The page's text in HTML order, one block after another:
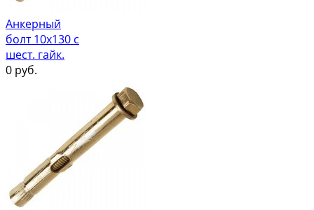
Анкерный
болт 10х130 с
шест. гайк.
0 руб.